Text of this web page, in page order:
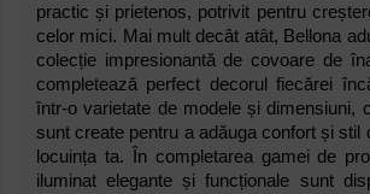
practic și prietenos, potrivit pentru
celor mici. Mai mult decât atât, Bellona
colecție impresionantă de covoare de
completează perfect decorul fiecărei
într-o varietate de modele și dimensiuni,
sunt create pentru a adăuga confort și stil
locuința ta. În completarea gamei de
iluminat elegante și funcționale sunt